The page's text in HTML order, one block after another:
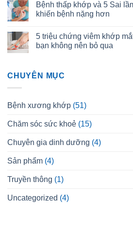
Bệnh thấp khớp và 5 Sai
khiến bệnh nặng hơn
5 triệu chứng viêm khớp
bạn không nên bỏ qua
CHUYÊN MỤC
Bệnh xương khớp (51)
Chăm sóc sức khoẻ (15)
Chuyên gia dinh dưỡng (4)
Sản phẩm (4)
Truyền thông (1)
Uncategorized (4)